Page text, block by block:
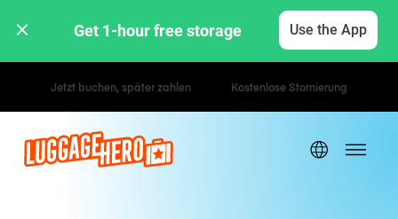
Get 1-hour free storage Use the App
Stunden- / Tagestarife